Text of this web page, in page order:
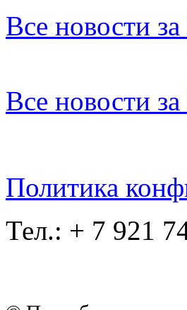
Все новости
Все новости
Политика
Тел.: + 7 921